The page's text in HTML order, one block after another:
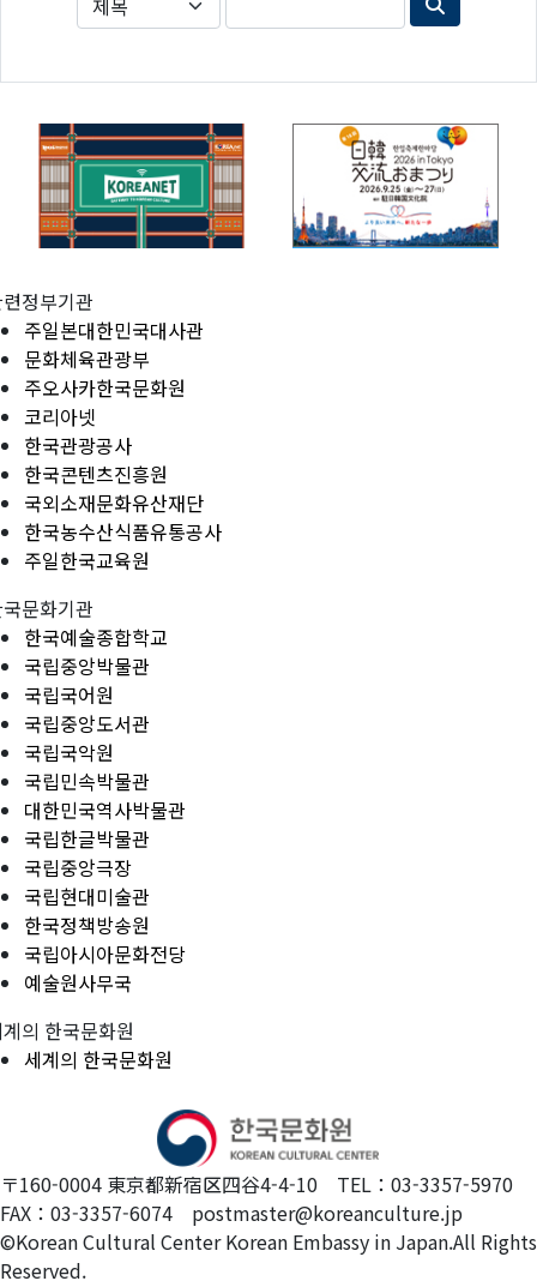
정부기관
주일본대한민국대사관
문화체육관광부
주오사카한국문화원
코리아넷
한국관광공사
한국콘텐츠진흥원
국외소재문화유산재단
한국농수산식품유통공사
주일한국교육원
문화기관
한국예술종합학교
국립중앙박물관
국립국어원
국립중앙도서관
국립국악원
국립민속박물관
대한민국역사박물관
국립한글박물관
국립중앙극장
국립현대미술관
한국정책방송원
국립아시아문화전당
예술원사무국
의 한국문화원
세계의 한국문화원
〒160-0004 東京都新宿区四谷4-4-10 TEL：03-3357-5970
FAX：03-3357-6074 postmaster@koreanculture.jp
©Korean Cultural Center Korean Embassy in Japan.All Rights
Reserved.